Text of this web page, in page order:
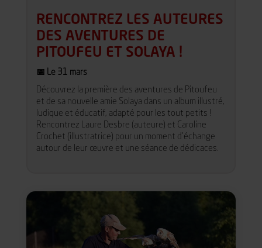
RENCONTREZ LES AUTEURES
DES AVENTURES DE
PITOUFEU ET SOLAYA !
📅 Le 31 mars
Découvrez la première des aventures de Pitoufeu
et de sa nouvelle amie Solaya dans un album illustré,
ludique et éducatif, adapté pour les tout petits !
Rencontrez Laure Desbre (auteure) et Caroline
Crochet (illustratrice) pour un moment d’échange
autour de leur œuvre et une séance de dédicaces.